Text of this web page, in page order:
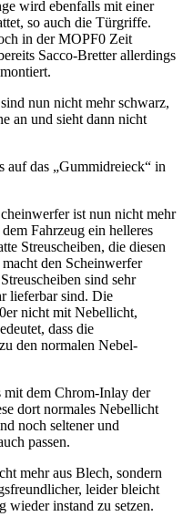
wird ebenfalls mit einer
so auch die Türgriffe.
in der MOPF0 Zeit
Sacco-Bretter allerdings
nun nicht mehr schwarz,
an und sieht dann nicht
auf das „Gummidreieck“ in
ist nun nicht mehr
Fahrzeug ein helleres
Streuscheiben, die diesen
den Scheinwerfer
sind sehr
lieferbar sind. Die
nicht mit Nebellicht,
dass die
den normalen Nebel-
dem Chrom-Inlay der
dort normales Nebellicht
noch seltener und
passen.
mehr aus Blech, sondern
leider bleicht
wieder instand zu setzen.